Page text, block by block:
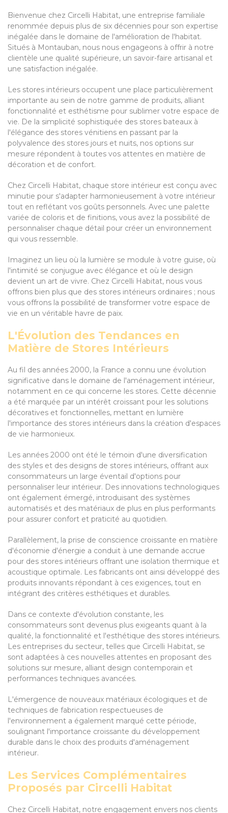
Bienvenue chez Circelli Habitat, une entreprise familiale
renommée depuis plus de six décennies pour son expertise
inégalée dans le domaine de l'amélioration de l'habitat.
Situés à Montauban, nous nous engageons à offrir à notre
clientèle une qualité supérieure, un savoir-faire artisanal et
une satisfaction inégalée.
Les stores intérieurs occupent une place particulièrement
importante au sein de notre gamme de produits, alliant
fonctionnalité et esthétisme pour sublimer votre espace de
vie. De la simplicité sophistiquée des stores bateaux à
l'élégance des stores vénitiens en passant par la
polyvalence des stores jours et nuits, nos options sur
mesure répondent à toutes vos attentes en matière de
décoration et de confort.
Chez Circelli Habitat, chaque store intérieur est conçu avec
minutie pour s'adapter harmonieusement à votre intérieur
tout en reflétant vos goûts personnels. Avec une palette
variée de coloris et de finitions, vous avez la possibilité de
personnaliser chaque détail pour créer un environnement
qui vous ressemble.
Imaginez un lieu où la lumière se module à votre guise, où
l'intimité se conjugue avec élégance et où le design
devient un art de vivre. Chez Circelli Habitat, nous vous
offrons bien plus que des stores intérieurs ordinaires ; nous
vous offrons la possibilité de transformer votre espace de
vie en un véritable havre de paix.
L'Évolution des Tendances en
Matière de Stores Intérieurs
Au fil des années 2000, la France a connu une évolution
significative dans le domaine de l'aménagement intérieur,
notamment en ce qui concerne les stores. Cette décennie
a été marquée par un intérêt croissant pour les solutions
décoratives et fonctionnelles, mettant en lumière
l'importance des stores intérieurs dans la création d'espaces
de vie harmonieux.
Les années 2000 ont été le témoin d'une diversification
des styles et des designs de stores intérieurs, offrant aux
consommateurs un large éventail d'options pour
personnaliser leur intérieur. Des innovations technologiques
ont également émergé, introduisant des systèmes
automatisés et des matériaux de plus en plus performants
pour assurer confort et praticité au quotidien.
Parallèlement, la prise de conscience croissante en matière
d'économie d'énergie a conduit à une demande accrue
pour des stores intérieurs offrant une isolation thermique et
acoustique optimale. Les fabricants ont ainsi développé des
produits innovants répondant à ces exigences, tout en
intégrant des critères esthétiques et durables.
Dans ce contexte d'évolution constante, les
consommateurs sont devenus plus exigeants quant à la
qualité, la fonctionnalité et l'esthétique des stores intérieurs.
Les entreprises du secteur, telles que Circelli Habitat, se
sont adaptées à ces nouvelles attentes en proposant des
solutions sur mesure, alliant design contemporain et
performances techniques avancées.
L'émergence de nouveaux matériaux écologiques et de
techniques de fabrication respectueuses de
l'environnement a également marqué cette période,
soulignant l'importance croissante du développement
durable dans le choix des produits d'aménagement
intérieur.
Les Services Complémentaires
Proposés par Circelli Habitat
Chez Circelli Habitat, notre engagement envers nos clients